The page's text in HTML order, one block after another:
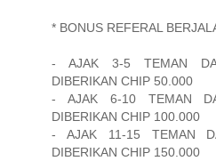
* BONUS REFERAL
- AJAK 3-5 TEMAN
DIBERIKAN CHIP 50.000
- AJAK 6-10 TEMAN
DIBERIKAN CHIP 100.000
- AJAK 11-15 TEMAN
DIBERIKAN CHIP 150.000